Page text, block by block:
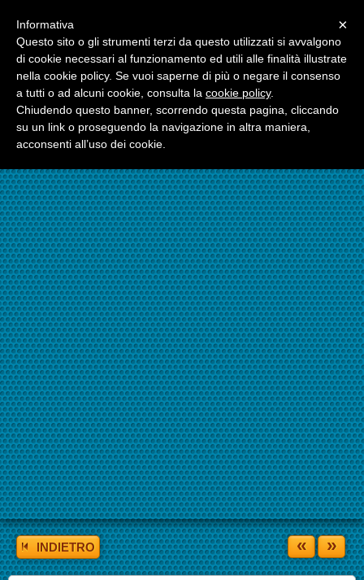
☎324.7403485
INDIETRO « »
×
Informativa
Questo sito o gli strumenti terzi da questo utilizzati si avvalgono
di cookie necessari al funzionamento ed utili alle finalità illustrate
nella cookie policy. Se vuoi saperne di più o negare il consenso
a tutti o ad alcuni cookie, consulta la cookie policy.
Chiudendo questo banner, scorrendo questa pagina, cliccando
su un link o proseguendo la navigazione in altra maniera,
acconsenti all’uso dei cookie.